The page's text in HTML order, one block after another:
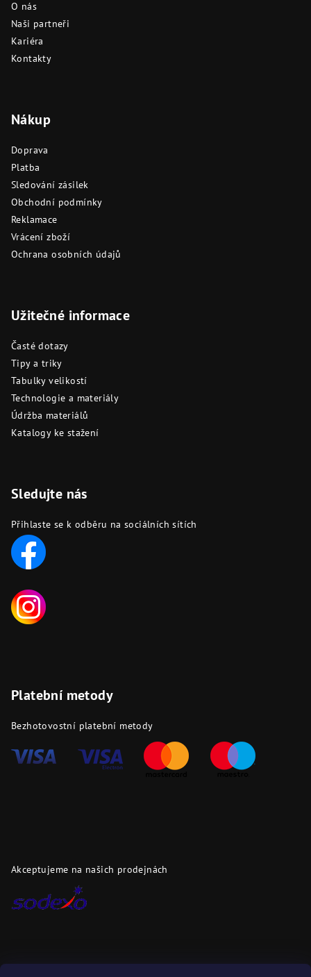
O nás
Naši partneři
Kariéra
Kontakty
Nákup
Doprava
Platba
Sledování zásilek
Obchodní podmínky
Reklamace
Vrácení zboží
Ochrana osobních údajů
Užitečné informace
Časté dotazy
Tipy a triky
Tabulky velikostí
Technologie a materiály
Údržba materiálů
Katalogy ke stažení
Sledujte nás
Přihlaste se k odběru na sociálních sítích
Platební metody
Bezhotovostní platební metody
Akceptujeme na našich prodejnách